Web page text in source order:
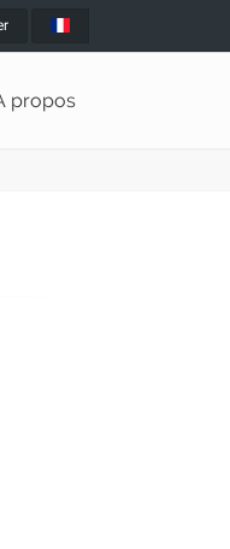
propos